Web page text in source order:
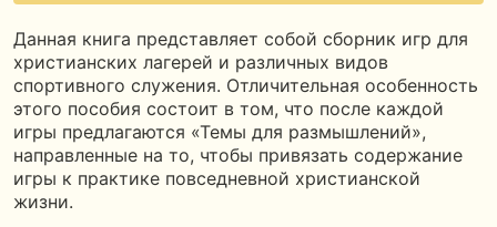
Данная книга представляет собой сборник игр для
христианских лагерей и различных видов
спортивного служения. Отличительная особенность
этого пособия состоит в том, что после каждой
игры предлагаются «Темы для размышлений»,
направленные на то, чтобы привязать содержание
игры к практике повседневной христианской
жизни.